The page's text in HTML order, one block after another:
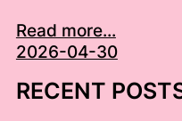
Read more...
2026-04-30
RECENT